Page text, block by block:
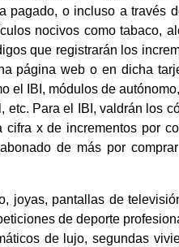
pagado, o incluso a través
nocivos como tabaco,
que registrarán los
página web o en dicha
el IBI, módulos de
etc. Para el IBI, valdrán los
x de incrementos por
de más por
joyas, pantallas de
de deporte
de lujo, segundas